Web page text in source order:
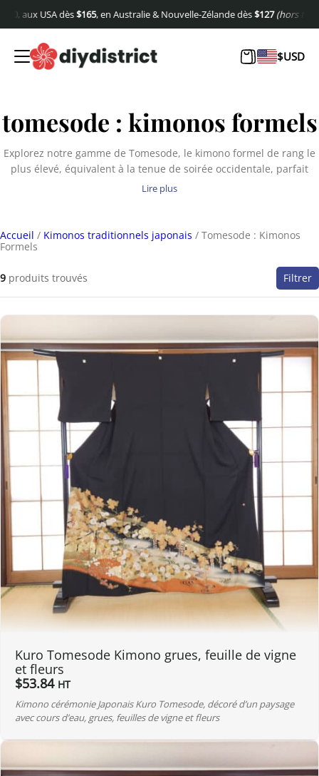
dès$165, en Australie & Nouvelle-Zélande dès$127(hors frais de port).
$USD
tomesode : kimonos formels
Explorez notre gamme de Tomesode, le kimono formel de rang le
plus élevé, équivalent à la tenue de soirée occidentale, parfait
pour les occasions solennelles et les célébrations.
Lire plus
Accueil / Kimonos traditionnels japonais / Tomesode : Kimonos
Formels
9 produits trouvés Filtrer
Kuro Tomesode Kimono grues, feuille de vigne
et fleurs
$53.84 HT
Kimono cérémonie Japonais Kuro Tomesode, décoré d’un paysage
avec cours d’eau, grues, feuilles de vigne et fleurs